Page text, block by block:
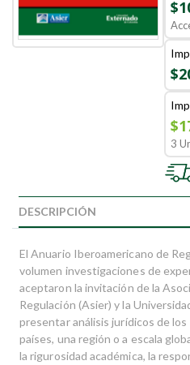
3
DESCRIPCIÓN
El Anuario Iberoamericano de
volumen investigaciones de
aceptaron la invitación de la
Regulación (Asier) y la
presentar análisis jurídicos de
países, una región o a escala
la rigurosidad académica, la